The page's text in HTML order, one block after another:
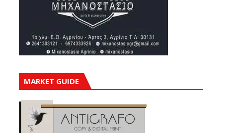
MARKET GUIDE